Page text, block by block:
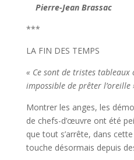
Pierre-Jean Brassac
***
LA FIN DES TEMPS
« Ce sont de tristes tableaux
impossible de prêter l’oreille
Montrer les anges, les
de chefs-d’œuvre ont été
que tout s’arrête, dans
touche désormais depuis